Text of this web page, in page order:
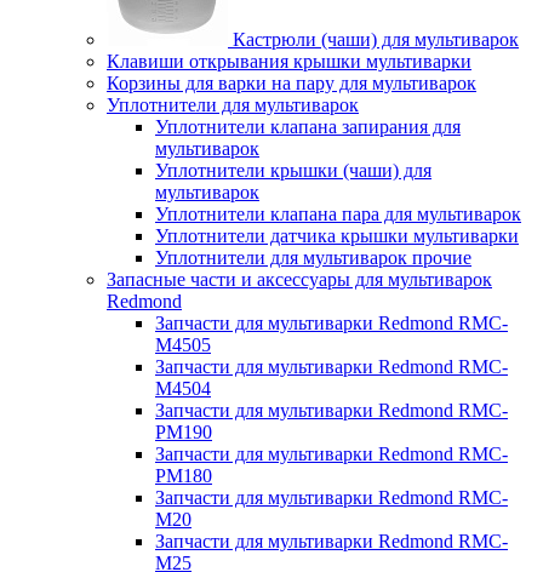
Кастрюли (чаши) для мультиварок
Клавиши открывания крышки мультиварки
Корзины для варки на пару для мультиварок
Уплотнители для мультиварок
Уплотнители клапана запирания для
мультиварок
Уплотнители крышки (чаши) для
мультиварок
Уплотнители клапана пара для мультиварок
Уплотнители датчика крышки мультиварки
Уплотнители для мультиварок прочие
Запасные части и аксессуары для мультиварок
Redmond
Запчасти для мультиварки Redmond RMC-
M4505
Запчасти для мультиварки Redmond RMC-
M4504
Запчасти для мультиварки Redmond RMC-
PM190
Запчасти для мультиварки Redmond RMC-
PM180
Запчасти для мультиварки Redmond RMC-
M20
Запчасти для мультиварки Redmond RMC-
M25